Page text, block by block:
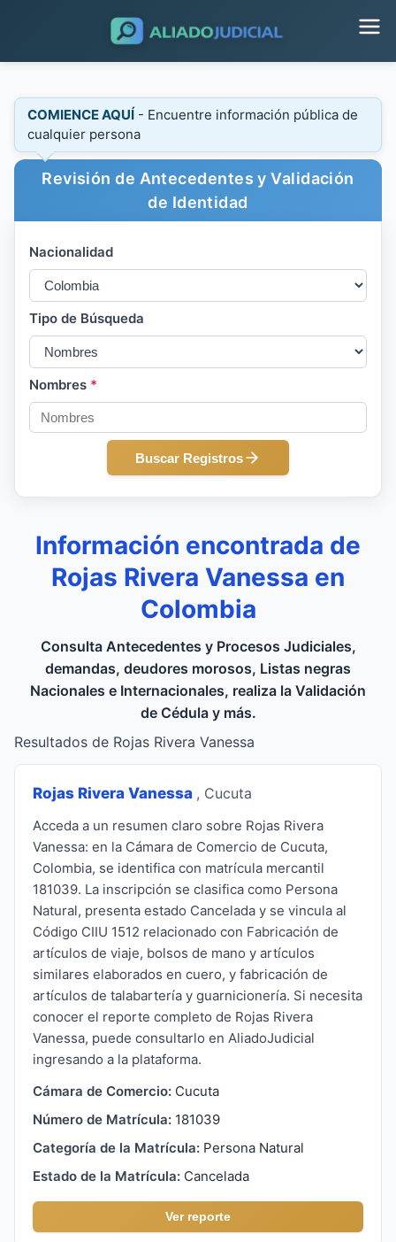
COMIENCE AQUÍ - Encuentre información pública de
cualquier persona
Revisión de Antecedentes y Validación
de Identidad
Nacionalidad
Tipo de Búsqueda
Nombres *
Buscar Registros
Información encontrada de
Rojas Rivera Vanessa en
Colombia
Consulta Antecedentes y Procesos Judiciales,
demandas, deudores morosos, Listas negras
Nacionales e Internacionales, realiza la Validación
de Cédula y más.
Resultados de Rojas Rivera Vanessa
Rojas Rivera Vanessa , Cucuta
Acceda a un resumen claro sobre Rojas Rivera
Vanessa: en la Cámara de Comercio de Cucuta,
Colombia, se identifica con matrícula mercantil
181039. La inscripción se clasifica como Persona
Natural, presenta estado Cancelada y se vincula al
Código CIIU 1512 relacionado con Fabricación de
artículos de viaje, bolsos de mano y artículos
similares elaborados en cuero, y fabricación de
artículos de talabartería y guarnicionería. Si necesita
conocer el reporte completo de Rojas Rivera
Vanessa, puede consultarlo en AliadoJudicial
ingresando a la plataforma.
Cámara de Comercio: Cucuta
Número de Matrícula: 181039
Categoría de la Matrícula: Persona Natural
Estado de la Matrícula: Cancelada
Ver reporte